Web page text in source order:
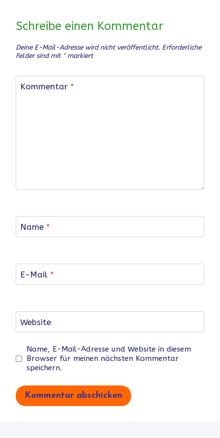
Schreibe einen Kommentar
Deine E-Mail-Adresse wird nicht veröffentlicht. Erforderliche
Felder sind mit *markiert
Kommentar *
Name *
E-Mail *
Website
Name, E-Mail-Adresse und Website in diesem
Browser für meinen nächsten Kommentar
speichern.